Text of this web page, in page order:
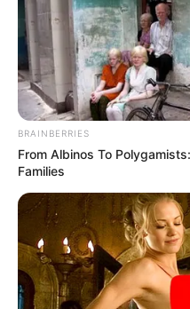
Si l’hippodrome
BRAINBERRIES
From Albinos To
Families